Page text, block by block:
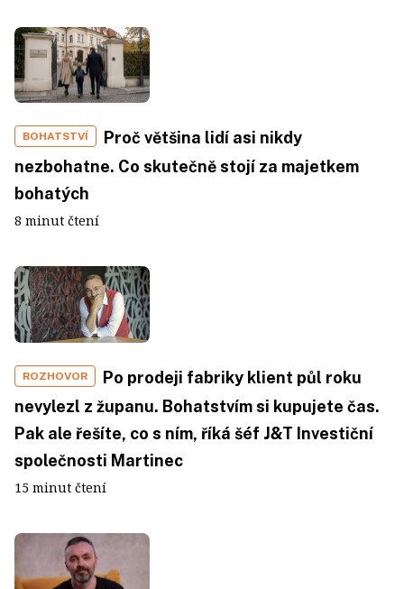
BOHATSTVÍ
Proč většina lidí asi nikdy
nezbohatne. Co skutečně stojí za majetkem
bohatých
8 minut čtení
ROZHOVOR
Po prodeji fabriky klient půl roku
nevylezl z županu. Bohatstvím si kupujete čas.
Pak ale řešíte, co s ním, říká šéf J&T Investiční
společnosti Martinec
15 minut čtení